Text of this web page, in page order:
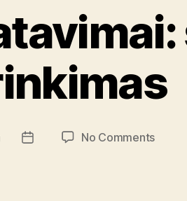
Post
No Commentson